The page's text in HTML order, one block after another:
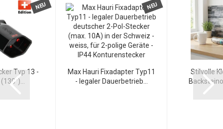
NEU
Typ 13 -
NEU
Max Hauri Fixadapter Typ11
- legaler Dauerbetrieb...
Stilvolle